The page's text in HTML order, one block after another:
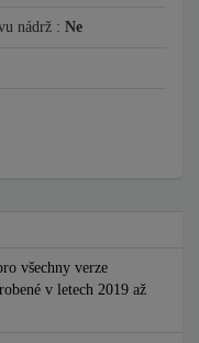
nádrž : Ne
všechny verze
v letech 2019 až